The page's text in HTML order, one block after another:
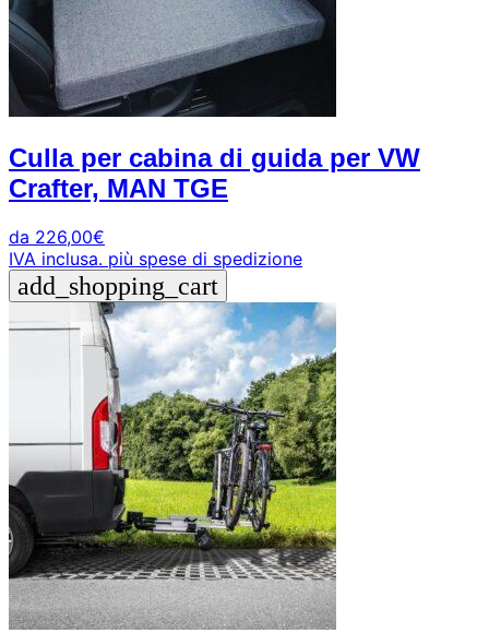
Culla per cabina di guida per VW
Crafter, MAN TGE
da 226,00€
IVA inclusa. più spese di spedizione
add_shopping_cart